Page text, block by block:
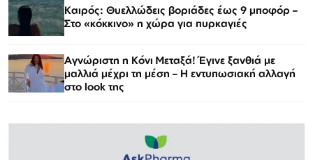
Καιρός: Θυελλώδεις βοριάδες έως 9 μποφόρ –
Στο «κόκκινο» η χώρα για πυρκαγιές
Αγνώριστη η Κόνι Μεταξά! Έγινε ξανθιά με
μαλλιά μέχρι τη μέση – Η εντυπωσιακή αλλαγή
στο look της